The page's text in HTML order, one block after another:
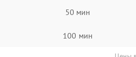
50 мин
100 мин